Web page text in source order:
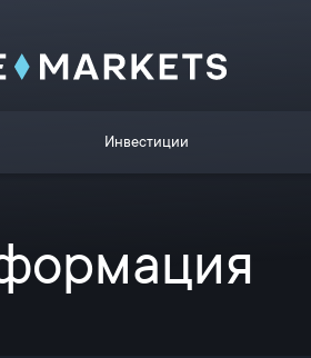
Инвестиции